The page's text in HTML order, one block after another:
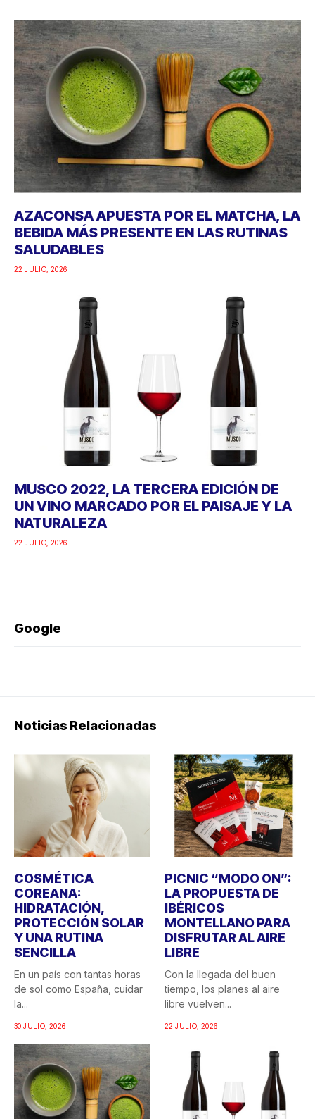
AZACONSA APUESTA POR EL MATCHA, LA
BEBIDA MÁS PRESENTE EN LAS RUTINAS
SALUDABLES
22 JULIO, 2026
MUSCO 2022, LA TERCERA EDICIÓN DE
UN VINO MARCADO POR EL PAISAJE Y LA
NATURALEZA
22 JULIO, 2026
Google
Noticias Relacionadas
COSMÉTICA
COREANA:
HIDRATACIÓN,
PROTECCIÓN SOLAR
Y UNA RUTINA
SENCILLA
En un país con tantas horas
de sol como España, cuidar
la...
30 JULIO, 2026
PICNIC “MODO ON”:
LA PROPUESTA DE
IBÉRICOS
MONTELLANO PARA
DISFRUTAR AL AIRE
LIBRE
Con la llegada del buen
tiempo, los planes al aire
libre vuelven...
22 JULIO, 2026